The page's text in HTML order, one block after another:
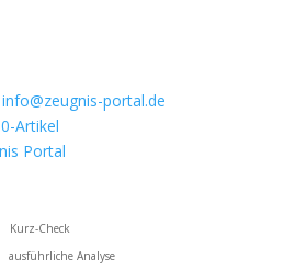
info@zeugnis-portal.de
0-Artikel
Kurz-Check
ausführliche Analyse